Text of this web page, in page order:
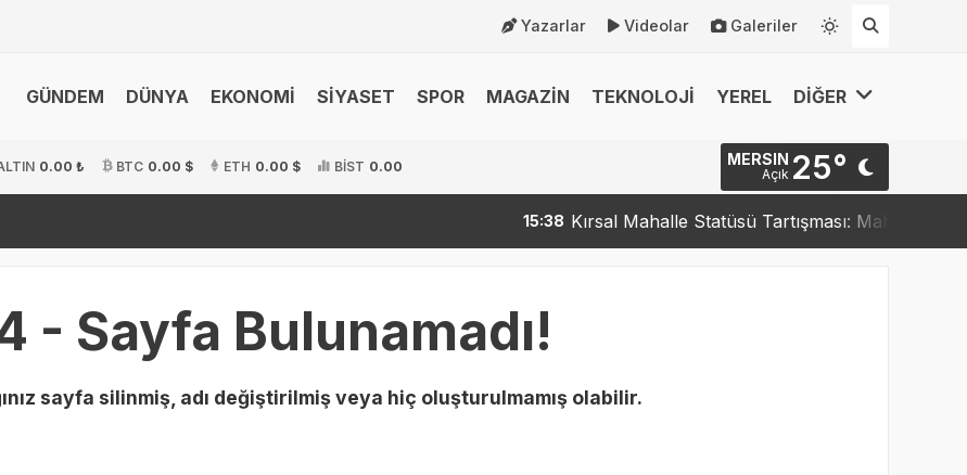
Yazarlar Videolar Galeriler
GÜNDEM DÜNYA EKONOMİ SİYASET SPOR MAGAZİN TEKNOLOJİ YEREL DİĞER
0.00 ₺ BTC 0.00 $ ETH 0.00 $ BİST 0.00 MERSIN
Açık 25°
15:38 Kırsal Mahalle Statüsü Tartışması: Mahalleler
- Sayfa Bulunamadı!
sayfa silinmiş, adı değiştirilmiş veya hiç oluşturulmamış olabilir.